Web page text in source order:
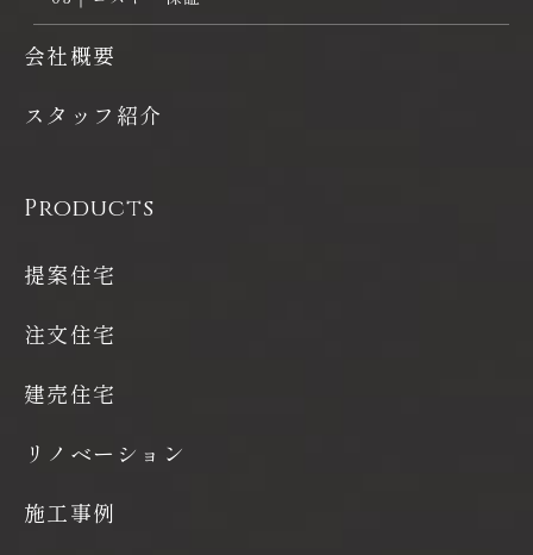
会社概要
スタッフ紹介
Products
提案住宅
注文住宅
建売住宅
リノベーション
施工事例